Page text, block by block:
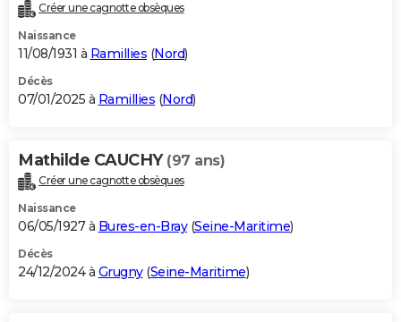
Créer une cagnotte obsèques
Naissance
11/08/1931 à Ramillies (Nord)
Décès
07/01/2025 à Ramillies (Nord)
Mathilde CAUCHY (97 ans)
Créer une cagnotte obsèques
Naissance
06/05/1927 à Bures-en-Bray(Seine-Maritime)
Décès
24/12/2024 à Grugny(Seine-Maritime)